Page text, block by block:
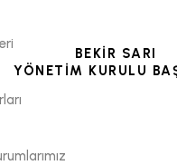
BEKİR SARI
YÖNETİM KURULU